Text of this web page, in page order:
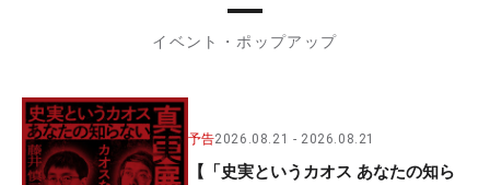
イベント・ポップアップ
予告2026.08.21 2026.08.21
【「史実というカオス あなたの知ら